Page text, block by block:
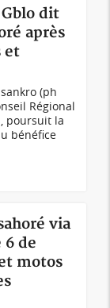
dit
après
et
(ph
Régional
poursuit la
bénéfice
via
de
motos